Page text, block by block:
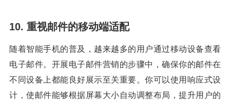
10. 重视邮件的移动端适配
随着智能手机的普及，越来越多的用户通过移动设备查看
电子邮件。开展电子邮件营销的步骤中，确保你的邮件在
不同设备上都能良好展示至关重要。你可以使用响应式设
计，使邮件能够根据屏幕大小自动调整布局，提升用户的